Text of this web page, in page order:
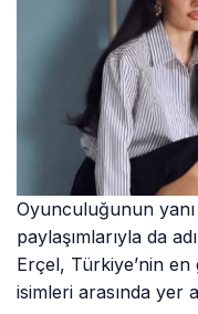
Oyunculuğunun
paylaşımlarıyla da
Erçel, Türkiye’nin
isimleri arasında yer